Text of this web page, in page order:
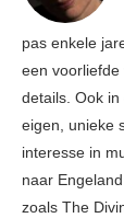
pas enkele
een
details. Ook
eigen, unieke
interesse in
naar
zoals The